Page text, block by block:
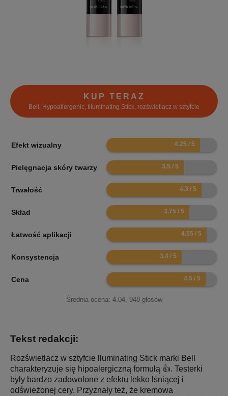
KUP TERAZ
Bell, Hypoallergenic, Illuminating Stick, rozświetlacz w sztyfcie
Efekt wizualny 8.5
Pielęgnacja skóry twarzy 7
Trwałość 8.6
Skład 7.5
Łatwość aplikacji 9.1
Konsystencja 6.8
Cena 9
Średnia ocena: 4.04, 948głosów
Tekst redakcji:
Rozświetlacz w sztyfcie lluminating Stick marki Bell
charakteryzuje się hipoalergiczną formułą 👍. Testerki
były bardzo zadowolone z efektu lekko lśniącej i
odświeżonej cery. Przyznały też, że kremowa